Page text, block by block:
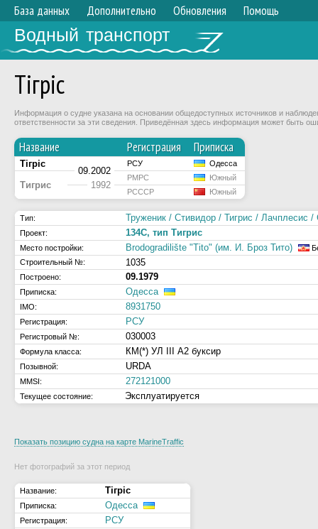
База данных Дополнительно Обновления Помощь
Водный транспорт
Тiгрiс
Информация о судне указана на основании общедоступных источников и
ответственности за эти сведения. Приведённая здесь информация может быть
Название Регистрация Приписка
Тiгрiс
09.2002
РСУ Одесса
Тигрис 1992
РМРС
Южный
РСССР
Южный
Тип: Труженик / Стивидор / Тигрис / Лачплесис
Проект: 134C, тип Тигрис
Место постройки: Brodogradilište "Tito" (им. И. Броз Тито)
Строительный №:
1035
Построено: 09.1979
Приписка: Одесса
IMO: 8931750
Регистрация: РСУ
Регистровый №: 030003
Формула класса: КМ(*) УЛ III А2 буксир
Позывной: URDA
MMSI: 272121000
Текущее состояние: Эксплуатируется
Показать позицию судна на карте MarineTraffic
Нет фотографий за этот период
Название: Тiгрiс
Приписка: Одесса
Регистрация: РСУ